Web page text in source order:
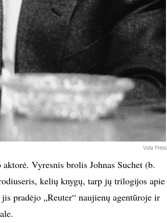
Vida Press
Vyresnis brolis Johnas Suchet (b.
kelių knygų, tarp jų trilogijos apie
pradėjo „Reuter“ naujienų agentūroje ir